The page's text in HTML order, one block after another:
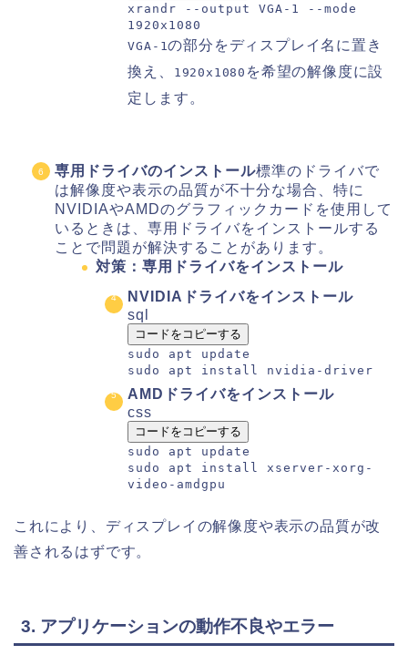
xrandr
--output VGA- 1
--mode
1920 x1080
VGA-1の部分をディスプレイ名に置き
換え、
1920x1080 を希望の解像度に設
定します。
専用ドライバのインストール標準のドライバで
は解像度や表示の品質が不十分な場合、特に
NVIDIAやAMDのグラフィックカードを使用して
いるときは、専用ドライバをインストールする
ことで問題が解決することがあります。
対策：専用ドライバをインストール
NVIDIAドライバをインストール
sql
コードをコピーする
sudo apt update
sudo apt install nvidia -driver
AMDドライバをインストール
css
コードをコピーする
sudo apt update
sudo apt install xserver-xorg-
video -amdgpu
これにより、ディスプレイの解像度や表示の品質が改
善されるはずです。
3. アプリケーションの動作不良やエラー